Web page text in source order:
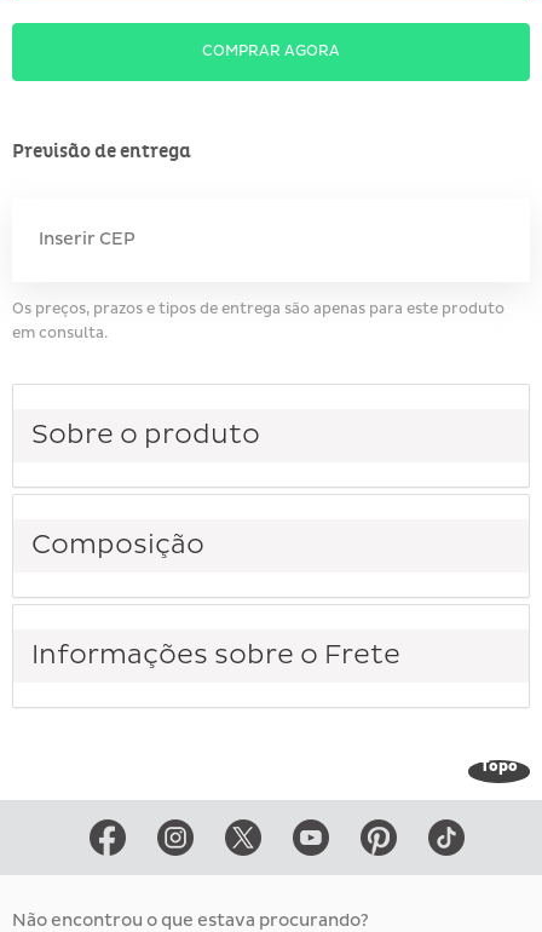
COMPRAR AGORA
Previsão de entrega
Os preços, prazos e tipos de entrega são apenas para este produto
em consulta.
Sobre o produto
Composição
Informações sobre o Frete
Topo
Não encontrou o que estava procurando?